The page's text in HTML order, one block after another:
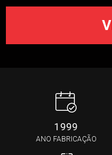
1999
ANO FABRICAÇÃO